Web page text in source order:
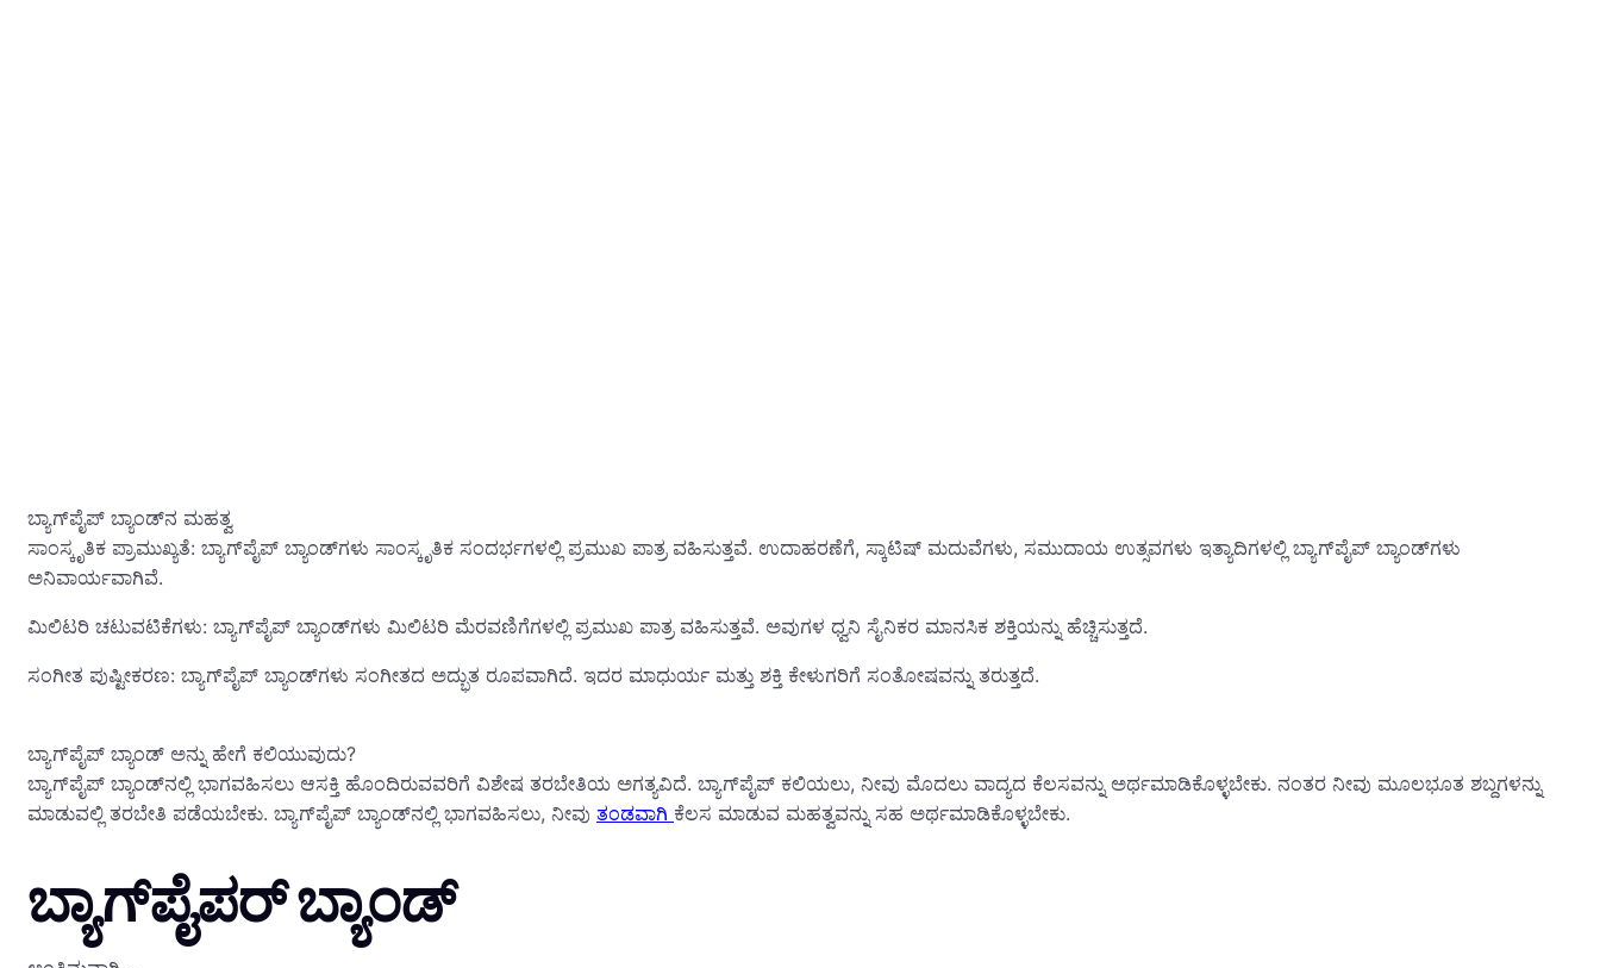
ಬ್ಯಾಗ್‌ಪೈಪ್ ಬ್ಯಾಂಡ್‌ನ ಮಹತ್ವ
ಸಾಂಸ್ಕೃತಿಕ ಪ್ರಾಮುಖ್ಯತೆ: ಬ್ಯಾಗ್‌ಪೈಪ್ ಬ್ಯಾಂಡ್‌ಗಳು ಸಾಂಸ್ಕೃತಿಕ ಸಂದರ್ಭಗಳಲ್ಲಿ ಪ್ರಮುಖ ಪಾತ್ರ ವಹಿಸುತ್ತವೆ. ಉದಾಹರಣೆಗೆ, ಸ್ಕಾಟಿಷ್ ಮದುವೆಗಳು, ಸಮುದಾಯ ಉತ್ಸವಗಳು ಇತ್ಯಾದಿಗಳಲ್ಲಿ ಬ್ಯಾಗ್‌ಪೈಪ್ ಬ್ಯಾಂಡ್‌ಗಳು
ಅನಿವಾರ್ಯವಾಗಿವೆ.
ಮಿಲಿಟರಿ ಚಟುವಟಿಕೆಗಳು: ಬ್ಯಾಗ್‌ಪೈಪ್ ಬ್ಯಾಂಡ್‌ಗಳು ಮಿಲಿಟರಿ ಮೆರವಣಿಗೆಗಳಲ್ಲಿ ಪ್ರಮುಖ ಪಾತ್ರ ವಹಿಸುತ್ತವೆ. ಅವುಗಳ ಧ್ವನಿ ಸೈನಿಕರ ಮಾನಸಿಕ ಶಕ್ತಿಯನ್ನು ಹೆಚ್ಚಿಸುತ್ತದೆ.
ಸಂಗೀತ ಪುಷ್ಟೀಕರಣ: ಬ್ಯಾಗ್‌ಪೈಪ್ ಬ್ಯಾಂಡ್‌ಗಳು ಸಂಗೀತದ ಅದ್ಭುತ ರೂಪವಾಗಿದೆ. ಇದರ ಮಾಧುರ್ಯ ಮತ್ತು ಶಕ್ತಿ ಕೇಳುಗರಿಗೆ ಸಂತೋಷವನ್ನು ತರುತ್ತದೆ.
ಬ್ಯಾಗ್‌ಪೈಪ್ ಬ್ಯಾಂಡ್ ಅನ್ನು ಹೇಗೆ ಕಲಿಯುವುದು?
ಬ್ಯಾಗ್‌ಪೈಪ್ ಬ್ಯಾಂಡ್‌ನಲ್ಲಿ ಭಾಗವಹಿಸಲು ಆಸಕ್ತಿ ಹೊಂದಿರುವವರಿಗೆ ವಿಶೇಷ ತರಬೇತಿಯ ಅಗತ್ಯವಿದೆ. ಬ್ಯಾಗ್‌ಪೈಪ್ ಕಲಿಯಲು, ನೀವು ಮೊದಲು ವಾದ್ಯದ ಕೆಲಸವನ್ನು ಅರ್ಥಮಾಡಿಕೊಳ್ಳಬೇಕು. ನಂತರ ನೀವು ಮೂಲಭೂತ ಶಬ್ದಗಳನ್ನು
ಮಾಡುವಲ್ಲಿ ತರಬೇತಿ ಪಡೆಯಬೇಕು. ಬ್ಯಾಗ್‌ಪೈಪ್ ಬ್ಯಾಂಡ್‌ನಲ್ಲಿ ಭಾಗವಹಿಸಲು, ನೀವು ತಂಡವಾಗಿ ಕೆಲಸ ಮಾಡುವ ಮಹತ್ವವನ್ನು ಸಹ ಅರ್ಥಮಾಡಿಕೊಳ್ಳಬೇಕು.
ಬ್ಯಾಗ್‌ಪೈಪರ್ ಬ್ಯಾಂಡ್